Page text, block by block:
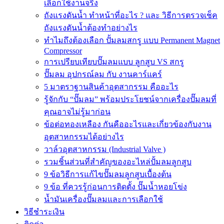
เลือกใช้งานจริง
ถังแรงดันน้ำ ทำหน้าที่อะไร ? และ วิธีการตรวจเช็ค
ถังแรงดันน้ำต้องทำอย่างไร
ทำไมถึงต้องเลือก ปั้มลมสกรู แบบ Permanent Magnet
Compressor
การเปรียบเทียบปั๊มลมแบบ ลูกสูบ VS สกรู
ปั๊มลม อุปกรณ์ลม กับ งานคาร์แคร์
5 มาตราฐานสินค้าอุตสากรรม คืออะไร
รู้จักกับ “ปั๊มลม” พร้อมประโยชน์จากเครื่องปั๊มลมที่
คุณอาจไม่รู้มาก่อน
ข้อต่อทองเหลือง กันคืออะไรและเกี่ยวข้องกับงาน
อุตสาหกรรมได้อย่างไร
วาล์วอุตสาหกรรม (Industrial Valve )
รวมชิ้นส่วนที่สำคัญของอะไหล่ปั้มลมลูกสูบ
9 ข้อวิธีการแก้ไขปั๊มลมลูกสูบเบื้องต้น
9 ข้อ ที่ควรรู้ก่อนการติดตั้ง ปั๊มน้ำหอยโข่ง
น้ำมันเครื่องปั๊มลมและการเลือกใช้
วิธีชำระเงิน